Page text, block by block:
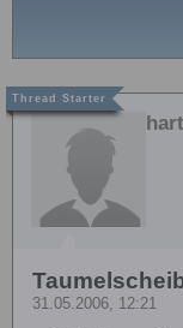
31.05.2006, 12:21